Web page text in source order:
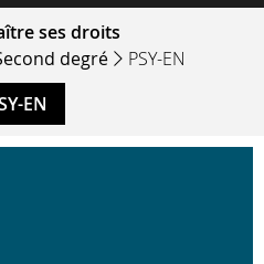
ses droits
degré
PSY-EN
EN